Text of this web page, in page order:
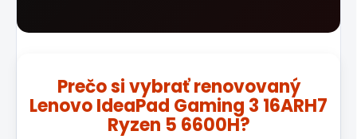
Prečo si vybrať renovovaný
Lenovo IdeaPad Gaming 3 16ARH7
Ryzen 5 6600H?